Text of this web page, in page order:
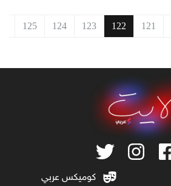
121
122
123
124
125
كوميكس عربي